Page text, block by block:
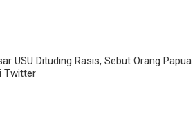
USU Dituding Rasis, Sebut Orang Papua
Twitter